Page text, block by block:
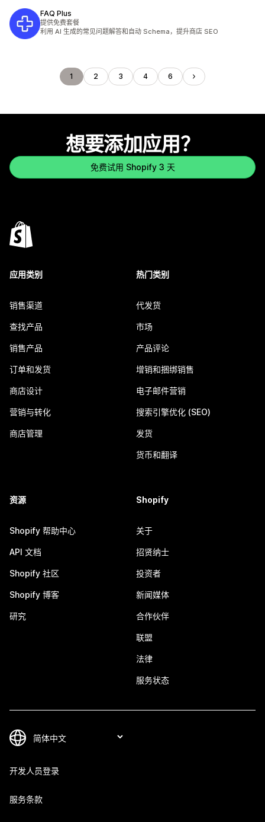
FAQ Plus
提供免费套餐
利用 AI 生成的常见问题解答和自动 Schema，提升商店 SEO
1 2 3 4 6
想要添加应用？
免费试用 Shopify 3 天
应用类别
销售渠道
查找产品
销售产品
订单和发货
商店设计
营销与转化
商店管理
热门类别
代发货
市场
产品评论
增销和捆绑销售
电子邮件营销
搜索引擎优化 (SEO)
发货
货币和翻译
资源
Shopify 帮助中心
API 文档
Shopify 社区
Shopify 博客
研究
Shopify
关于
招贤纳士
投资者
新闻媒体
合作伙伴
联盟
法律
服务状态
开发人员登录
服务条款